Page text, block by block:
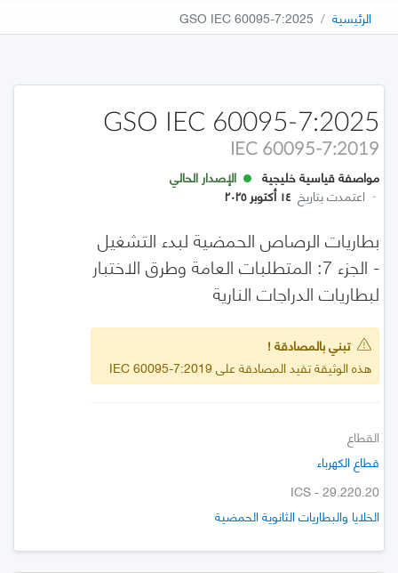
الرئيسية GSO IEC 60095-7:2025
GSO IEC 60095-7:2025
IEC 60095-7:2019
مواصفة قياسية خليجية
الإصدار الحالي
· اعتمدت بتاريخ ١٤ أكتوبر ٢٠٢٥
بطاريات الرصاص الحمضية لبدء التشغيل
- الجزء 7: المتطلبات العامة وطرق الاختبار
لبطاريات الدراجات النارية
تبني بالمصادقة !
هذه الوثيقة تفيد المصادقة على IEC 60095-7:2019
القطاع
قطاع الكهرباء
ICS - 29.220.20
الخلايا والبطاريات الثانوية الحمضية